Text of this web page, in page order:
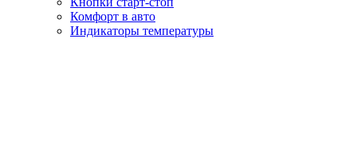
Комфорт в авто
Индикаторы температуры